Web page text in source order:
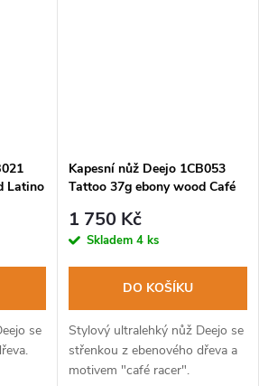
Latino
se
Kapesní nůž Deejo 1CB053
Tattoo 37g ebony wood Café
1 750 Kč
Skladem 4 ks
DO KOŠÍKU
Stylový ultralehký nůž Deejo se
střenkou z ebenového dřeva a
motivem "café racer".